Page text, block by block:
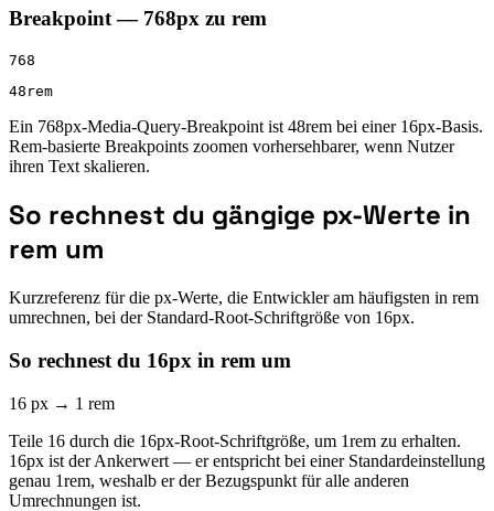
Breakpoint — 768px zu rem
768
48rem
Ein 768px-Media-Query-Breakpoint ist 48rem bei einer 16px-Basis.
Rem-basierte Breakpoints zoomen vorhersehbarer, wenn Nutzer
ihren Text skalieren.
So rechnest du gängige px-Werte in
rem um
Kurzreferenz für die px-Werte, die Entwickler am häufigsten in rem
umrechnen, bei der Standard-Root-Schriftgröße von 16px.
So rechnest du 16px in rem um
16 px → 1 rem
Teile 16 durch die 16px-Root-Schriftgröße, um 1rem zu erhalten.
16px ist der Ankerwert — er entspricht bei einer Standardeinstellung
genau 1rem, weshalb er der Bezugspunkt für alle anderen
Umrechnungen ist.